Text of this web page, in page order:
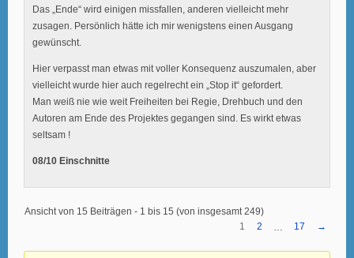
Das „Ende“ wird einigen missfallen, anderen vielleicht mehr
zusagen. Persönlich hätte ich mir wenigstens einen Ausgang
gewünscht.
Hier verpasst man etwas mit voller Konsequenz auszumalen, aber
vielleicht wurde hier auch regelrecht ein „Stop it“ gefordert.
Man weiß nie wie weit Freiheiten bei Regie, Drehbuch und den
Autoren am Ende des Projektes gegangen sind. Es wirkt etwas
seltsam !
08/10 Einschnitte
Ansicht von 15 Beiträgen - 1 bis 15 (von insgesamt 249)
1
2 … 17 →